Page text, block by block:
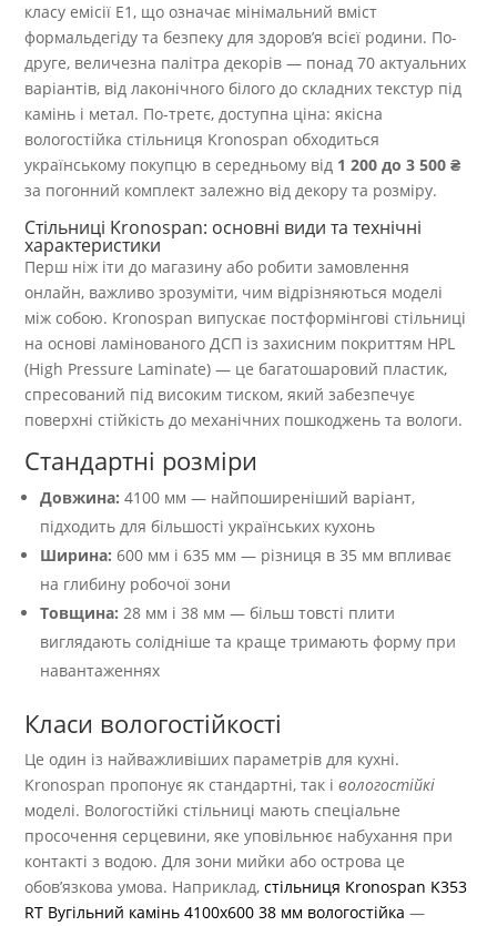
класу емісії E1, що означає мінімальний вміст
формальдегіду та безпеку для здоров’я всієї родини. По-
друге, величезна палітра декорів — понад 70 актуальних
варіантів, від лаконічного білого до складних текстур під
камінь і метал. По-третє, доступна ціна: якісна
вологостійка стільниця Kronospan обходиться
українському покупцю в середньому від 1 200 до 3 500 ₴
за погонний комплект залежно від декору та розміру.
Стільниці Kronospan: основні види та технічні
характеристики
Перш ніж іти до магазину або робити замовлення
онлайн, важливо зрозуміти, чим відрізняються моделі
між собою. Kronospan випускає постформінгові стільниці
на основі ламінованого ДСП із захисним покриттям HPL
(High Pressure Laminate) — це багатошаровий пластик,
спресований під високим тиском, який забезпечує
поверхні стійкість до механічних пошкоджень та вологи.
Стандартні розміри
Довжина: 4100 мм — найпоширеніший варіант,
підходить для більшості українських кухонь
Ширина: 600 мм і 635 мм — різниця в 35 мм впливає
на глибину робочої зони
Товщина: 28 мм і 38 мм — більш товсті плити
виглядають солідніше та краще тримають форму при
навантаженнях
Класи вологостійкості
Це один із найважливіших параметрів для кухні.
Kronospan пропонує як стандартні, так івологостійкі
моделі. Вологостійкі стільниці мають спеціальне
просочення серцевини, яке уповільнює набухання при
контакті з водою. Для зони мийки або острова це
обов’язкова умова. Наприклад,стільниця Kronospan K353
RT Вугільний камінь 4100х600 38 мм вологостійка —